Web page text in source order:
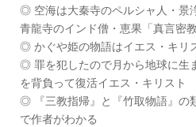
◎ 空海は大秦寺のペルシャ人・景
青龍寺のインド僧・恵果「真言密
◎ かぐや姫の物語はイエス・キリ
◎ 罪を犯したので月から地球に生
を背負って復活イエス・キリスト
◎ 『三教指帰』と『竹取物語』の
で作者がわかる